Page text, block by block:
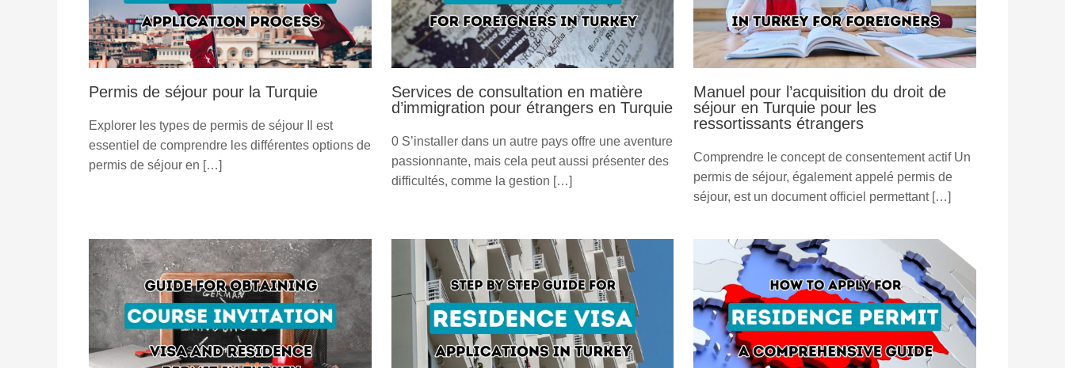
Permis de séjour pour la Turquie
Explorer les types de permis de séjour Il est
essentiel de comprendre les différentes options de
permis de séjour en […]
Services de consultation en matière
d’immigration pour étrangers en Turquie
0 S’installer dans un autre pays offre une aventure
passionnante, mais cela peut aussi présenter des
difficultés, comme la gestion […]
Manuel pour l’acquisition du droit de
séjour en Turquie pour les
ressortissants étrangers
Comprendre le concept de consentement actif Un
permis de séjour, également appelé permis de
séjour, est un document officiel permettant […]